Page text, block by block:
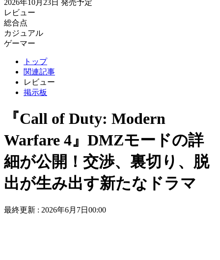
2026年10月23日 発売予定
レビュー
総合点
カジュアル
ゲーマー
トップ
関連記事
レビュー
掲示板
『Call of Duty: Modern
Warfare 4』DMZモードの詳
細が公開！交渉、裏切り、脱
出が生み出す新たなドラマ
最終更新 : 2026年6月7日00:00